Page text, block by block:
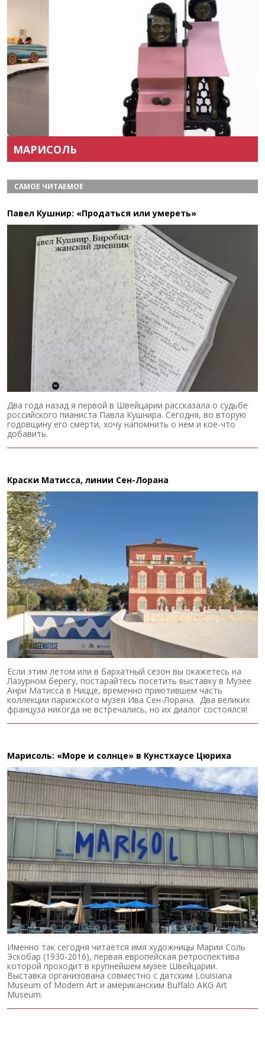
МАРИСОЛЬ
САМОЕ ЧИТАЕМОЕ
Павел Кушнир: «Продаться или умереть»
Два года назад я первой в Швейцарии рассказала о судьбе
российского пианиста Павла Кушнира. Сегодня, во вторую
годовщину его смерти, хочу напомнить о нем и кое-что
добавить.
Краски Матисса, линии Сен-Лорана
Если этим летом или в бархатный сезон вы окажетесь на
Лазурном берегу, постарайтесь посетить выставку в Музее
Анри Матисса в Ницце, временно приютившем часть
коллекции парижского музея Ива Сен-Лорана. Два великих
француза никогда не встречались, но их диалог состоялся!
Марисоль: «Море и солнце» в Кунстхаусе Цюриха
Именно так сегодня читается имя художницы Марии Соль
Эскобар (1930-2016), первая европейская ретроспектива
которой проходит в крупнейшем музее Швейцарии.
Выставка организована совместно с датским Louisiana
Museum of Modern Art и американским Buffalo AKG Art
Museum.